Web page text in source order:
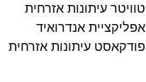
טוויטר עיתונות אזרחית
אפליקציית אנדרואיד
פודקאסט עיתונות אזרחית